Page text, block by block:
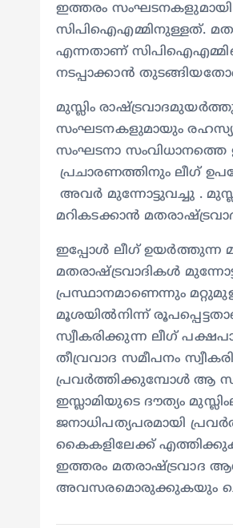
ഇത്തരം
സിപിഐഎമ്മിനുള്ളത്.
എന്നതാണ്
നടപ്പാക്കാൻ
മുസ്ലിം
സംഘടനകളുമായും
സംഘടനാ
പ്രചാരണത്തിനും ലീഗ്‌
അവർ മുന്നോട്ടുവച്ചു .
മറികടക്കാൻ
ഇപ്പോൾ ലീഗ് ഉയർത്തുന്ന
മതരാഷ്ട്രവാദികൾ
പ്രസ്ഥാനമാണെന്നും
മൂശയിൽനിന്ന്
സ്വീകരിക്കുന്ന ലീഗ്
തീവ്രവാദ സമീപനം
പ്രവർത്തിക്കുമ്പോൾ ആ
ഇസ്ലാമിയുടെ ദൗത്യം
ജനാധിപത്യപരമായി
കൈകളിലേക്ക്
ഇത്തരം മതരാഷ്ട്രവാദ
അവസരമൊരുക്കുകയും